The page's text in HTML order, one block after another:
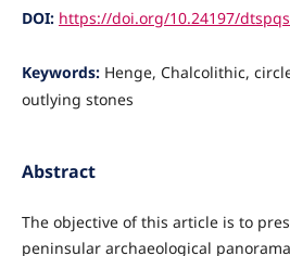
DOI: https://doi.org/10.24197/
Keywords: Henge, Chalcolithic,
outlying stones
Abstract
The objective of this article is to
peninsular archaeological